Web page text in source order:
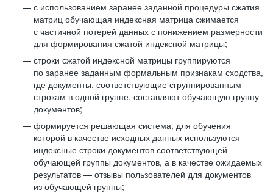
с использованием заранее заданной процедуры сжатия
матриц обучающая индексная матрица сжимается
с частичной потерей данных с понижением размерности
для формирования сжатой индексной матрицы;
строки сжатой индексной матрицы группируются
по заранее заданным формальным признакам сходства,
где документы, соответствующие сгруппированным
строкам в одной группе, составляют обучающую группу
документов;
формируется решающая система, для обучения
которой в качестве исходных данных используются
индексные строки документов соответствующей
обучающей группы документов, а в качестве ожидаемых
результатов — отзывы пользователей для документов
из обучающей группы;